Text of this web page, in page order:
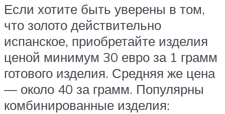
Если хотите быть уверены в том,
что золото действительно
испанское, приобретайте изделия
ценой минимум 30 евро за 1 грамм
готового изделия. Средняя же цена
— около 40 за грамм. Популярны
комбинированные изделия: